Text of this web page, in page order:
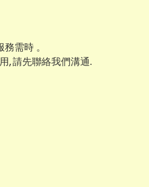
需時 。
, 請先聯絡我們溝通.